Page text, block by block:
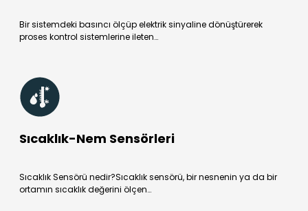
Bir sistemdeki basıncı ölçüp elektrik sinyaline dönüştürerek
proses kontrol sistemlerine ileten…
Sıcaklık-Nem Sensörleri
Sıcaklık Sensörü nedir?Sıcaklık sensörü, bir nesnenin ya da bir
ortamın sıcaklık değerini ölçen…